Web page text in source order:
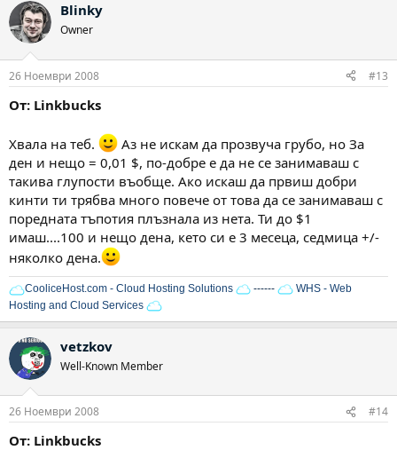
Blinky
Owner
26 Ноември 2008 #13
От: Linkbucks
Хвала на теб.
Аз не искам да прозвуча грубо, но За
ден и нещо = 0,01 $, по-добре е да не се занимаваш с
такива глупости въобще. Ако искаш да првиш добри
кинти ти трябва много повече от това да се занимаваш с
поредната тъпотия плъзнала из нета. Ти до $1
имаш....100 и нещо дена, кето си е 3 месеца, седмица +/-
няколко дена.
CooliceHost.com - Cloud Hosting Solutions ------
WHS - Web
Hosting and Cloud Services
vetzkov
Well-Known Member
26 Ноември 2008 #14
От: Linkbucks